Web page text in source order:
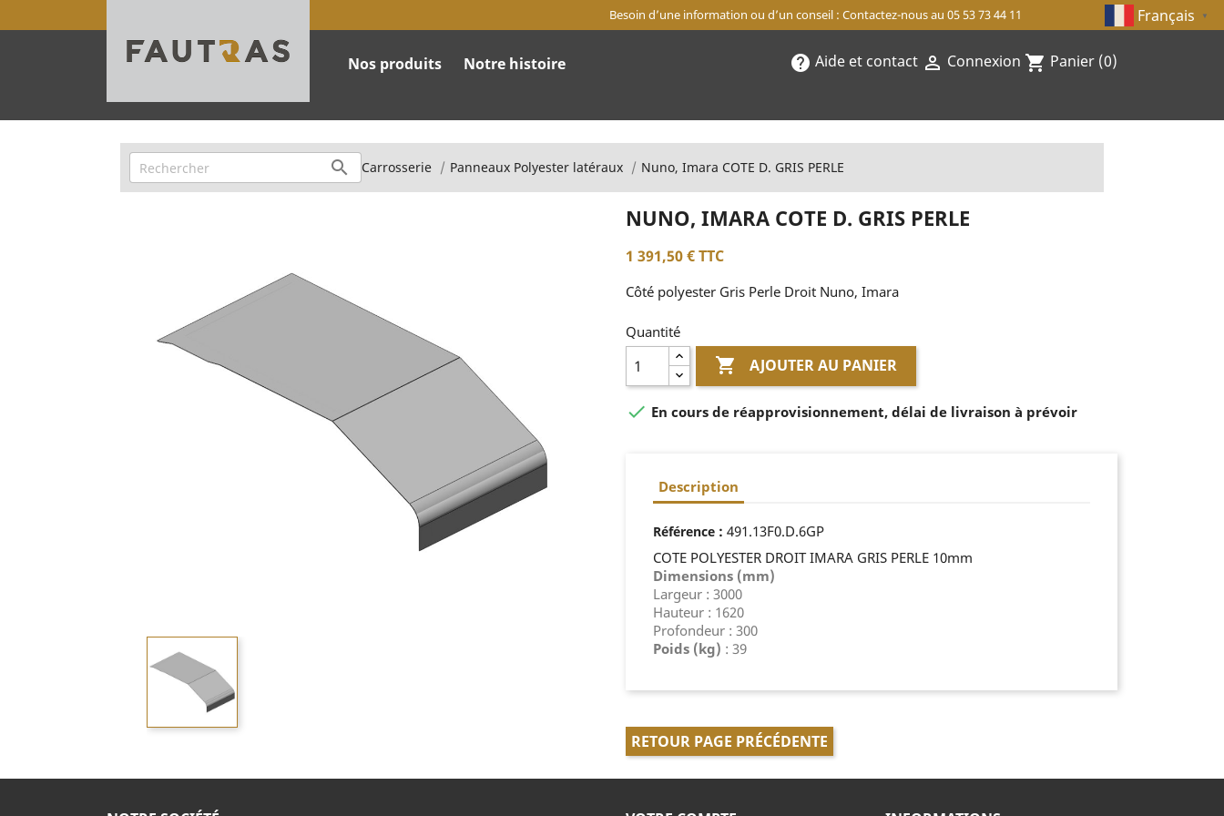
Besoin d’une information ou d’un conseil : Contactez-nous au 05 53 73 44 11 Français ▼
Nos produits Notre histoire help Aide et contact  Connexion shopping_cart Panier (0)
 Carrosserie Panneaux Polyester latéraux Nuno, Imara COTE D. GRIS PERLE
NUNO, IMARA COTE D. GRIS PERLE
1 391,50 €TTC
Côté polyester Gris Perle Droit Nuno, Imara
Quantité
 AJOUTER AU PANIER
 En cours de réapprovisionnement, délai de livraison à prévoir
Description
Référence : 491.13F0.D.6GP
COTE POLYESTER DROIT IMARA GRIS PERLE 10mm
Dimensions (mm)
Largeur : 3000
Hauteur : 1620
Profondeur : 300
Poids (kg) : 39
RETOUR PAGE PRÉCÉDENTE